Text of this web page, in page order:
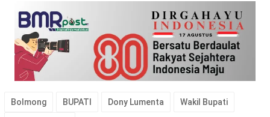
Bolmong BUPATI Dony Lumenta Wakil Bupati